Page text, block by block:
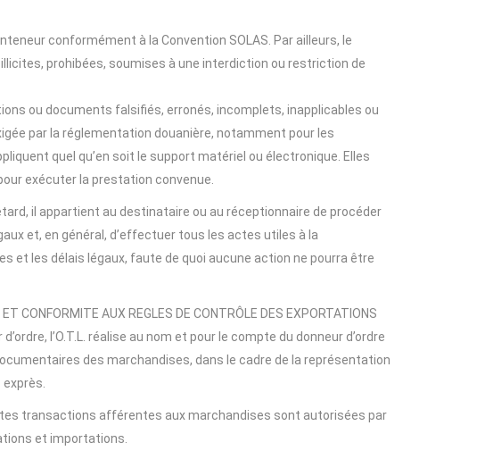
conformément à la Convention SOLAS. Par ailleurs, le
prohibées, soumises à une interdiction ou restriction de
ou documents falsifiés, erronés, incomplets, inapplicables ou
par la réglementation douanière, notamment pour les
quel qu’en soit le support matériel ou électronique. Elles
exécuter la prestation convenue.
il appartient au destinataire ou au réceptionnaire de procéder
et, en général, d’effectuer tous les actes utiles à la
et les délais légaux, faute de quoi aucune action ne pourra être
CONFORMITE AUX REGLES DE CONTRÔLE DES EXPORTATIONS
l’O.T.L. réalise au nom et pour le compte du donneur d’ordre
des marchandises, dans le cadre de la représentation
transactions afférentes aux marchandises sont autorisées par
et importations.